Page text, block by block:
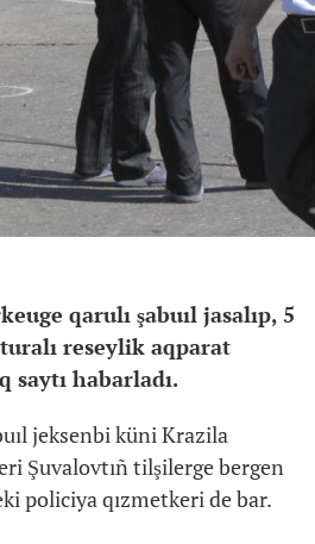
qarulı şabuıl jasalıp, 5
reseylik aqparat
saytı habarladı.
jeksenbi küni Krazila
Şuvalovtıñ tilşilerge bergen
policiya qızmetkeri de bar.